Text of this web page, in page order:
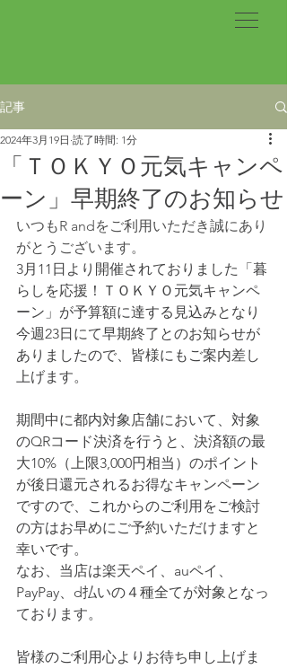
記事
「ＴＯＫＹＯ元気キャンペ
ーン」早期終了のお知らせ
2024年3月19日 読了時間: 1分
いつもR andをご利用いただき誠にあり
がとうございます。
3月11日より開催されておりました「暮
らしを応援！ＴＯＫＹＯ元気キャンペ
ーン」が予算額に達する見込みとなり
今週23日にて早期終了とのお知らせが
ありましたので、皆様にもご案内差し
上げます。
期間中に都内対象店舗において、対象
のQRコード決済を行うと、決済額の最
大10%（上限3,000円相当）のポイント
が後日還元されるお得なキャンペーン
ですので、これからのご利用をご検討
の方はお早めにご予約いただけますと
幸いです。
なお、当店は楽天ペイ、auペイ、
PayPay、d払いの４種全てが対象となっ
ております。
皆様のご利用心よりお待ち申し上げま